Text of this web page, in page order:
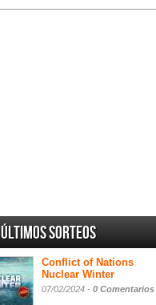
Últimos sorteos
Conflict of Nations
Nuclear Winter
07/02/2024 - 0 Comentarios